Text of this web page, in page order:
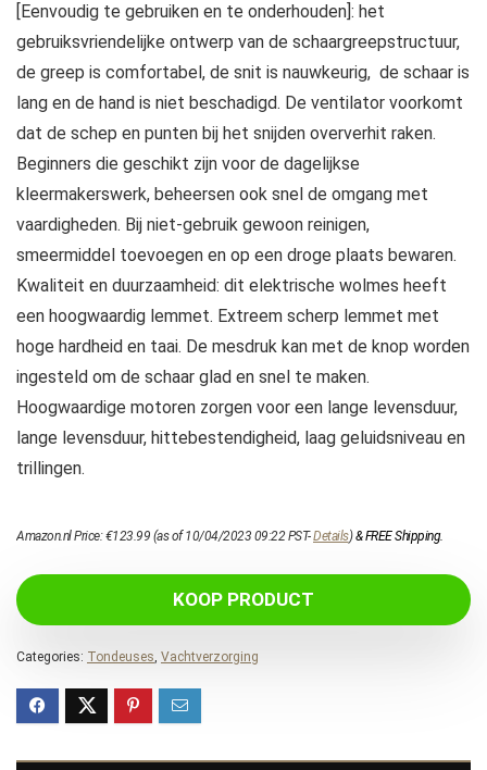
[Eenvoudig te gebruiken en te onderhouden]: het
gebruiksvriendelijke ontwerp van de schaargreepstructuur,
de greep is comfortabel, de snit is nauwkeurig, ​​​​ de schaar is
lang en de hand is niet beschadigd. De ventilator voorkomt
dat de schep en punten bij het snijden oververhit raken.
Beginners die geschikt zijn voor de dagelijkse
kleermakerswerk, beheersen ook snel de omgang met
vaardigheden. Bij niet-gebruik gewoon reinigen,
smeermiddel toevoegen en op een droge plaats bewaren.
Kwaliteit en duurzaamheid: dit elektrische wolmes heeft
een hoogwaardig lemmet. Extreem scherp lemmet met
hoge hardheid en taai. De mesdruk kan met de knop worden
ingesteld om de schaar glad en snel te maken.
Hoogwaardige motoren zorgen voor een lange levensduur,
lange levensduur, hittebestendigheid, laag geluidsniveau en
trillingen.
Amazon.nl Price:€123.99 (as of 10/04/2023 09:22 PST-Details)&FREE Shipping.
KOOP PRODUCT
Categories: Tondeuses Vachtverzorging